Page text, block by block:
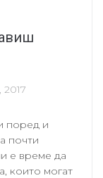
2017
поред и
почти
е време да
които могат